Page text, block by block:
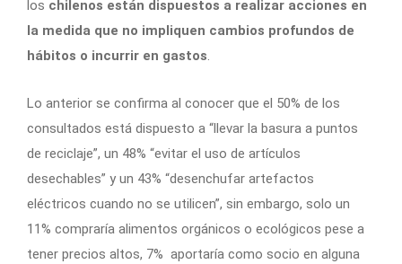
los chilenos están dispuestos a realizar acciones en
la medida que no impliquen cambios profundos de
hábitos o incurrir en gastos.
Lo anterior se confirma al conocer que el 50% de los
consultados está dispuesto a “llevar la basura a puntos
de reciclaje”, un 48% “evitar el uso de artículos
desechables” y un 43% “desenchufar artefactos
eléctricos cuando no se utilicen”, sin embargo, solo un
11% compraría alimentos orgánicos o ecológicos pese a
tener precios altos, 7% aportaría como socio en alguna